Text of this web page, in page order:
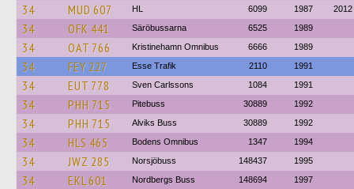
34 MUD 607 HL 6099 1987 2012
34 OFK 441 Säröbussarna 6525 1989
34 OAT 766 Kristinehamn Omnibus 6666 1989
34 FEY 227 Esse Trafik 2110 1991
34 EUT 778 Sven Carlssons 1084 1991
34 PHH 715 Pitebuss 30889 1992
34 PHH 715 Alviks Buss 30889 1992
34 HLS 465 Bodens Omnibus 1347 1994
34 JWZ 285 Norsjöbuss 148437 1995
34 EKL 601 Nordbergs Buss 148694 1997